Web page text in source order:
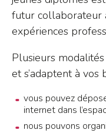
futur collaborateur
expériences
Plusieurs
et s’adaptent à vos
vous pouvez
internet dans
nous pouvons